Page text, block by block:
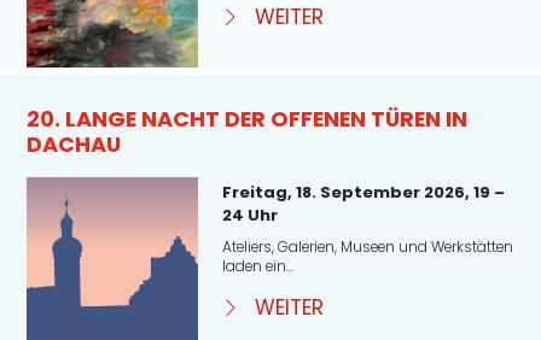
WEITER
20. LANGE NACHT DER OFFENEN TÜREN IN
DACHAU
Freitag, 18. September 2026, 19 –
24 Uhr
Ateliers, Galerien, Museen und Werkstätten
laden ein...
WEITER